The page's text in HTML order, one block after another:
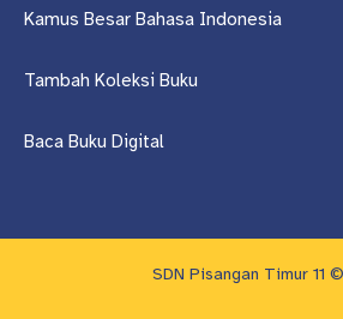
Kamus Besar Bahasa Indonesia
Tambah Koleksi Buku
Baca Buku Digital
SDN Pisangan Timur 11